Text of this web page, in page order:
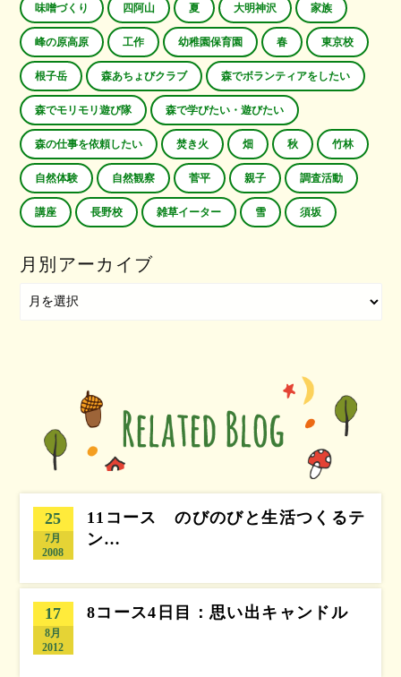
味噌づくり 四阿山 夏 大明神沢 家族
峰の原高原 工作 幼稚園保育園 春 東京校
根子岳 森あちょびクラブ 森でボランティアをしたい
森でモリモリ遊び隊 森で学びたい・遊びたい
森の仕事を依頼したい 焚き火 畑 秋 竹林
自然体験 自然観察 菅平 親子 調査活動
講座 長野校 雑草イーター 雪 須坂
月別アーカイブ
25
7月
2008
11コース のびのびと生活つくるテ
ン…
17
8月
2012
8コース4日目：思い出キャンドル